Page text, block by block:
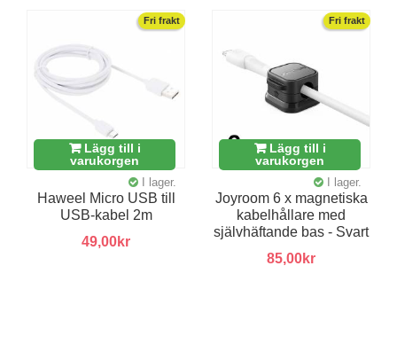
Fri frakt
Lägg till i
varukorgen
I lager.
Haweel Micro USB till
USB-kabel 2m
49,00kr
Fri frakt
Lägg till i
varukorgen
I lager.
Joyroom 6 x magnetiska
kabelhållare med
självhäftande bas - Svart
85,00kr